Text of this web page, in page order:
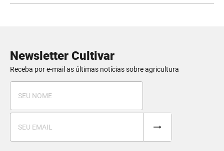
Newsletter Cultivar
Receba por e-mail as últimas notícias sobre agricultura